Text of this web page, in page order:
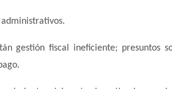
gestión fiscal ineficiente; presuntos